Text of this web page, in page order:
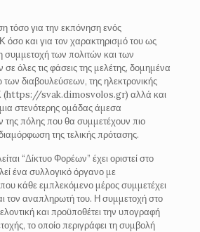
τόσο για την εκπόνηση ενός
και για τον χαρακτηρισμό του ως
συμμετοχή των πολιτών και των
όλες τις φάσεις της μελέτης, δομημένα
διαβουλεύσεων, της ηλεκτρονικής
(https://svak.dimosvolos.gr) αλλά και
στενότερης ομάδας άμεσα
πόλης που θα συμμετέχουν πιο
της τελικής πρότασης.
“Δίκτυο Φορέων” έχει οριστεί στο
ένα συλλογικό όργανο με
κάθε εμπλεκόμενο μέρος συμμετέχει
τον αναπληρωτή του. Η συμμετοχή στο
και προϋποθέτει την υπογραφή
το οποίο περιγράφει τη συμβολή